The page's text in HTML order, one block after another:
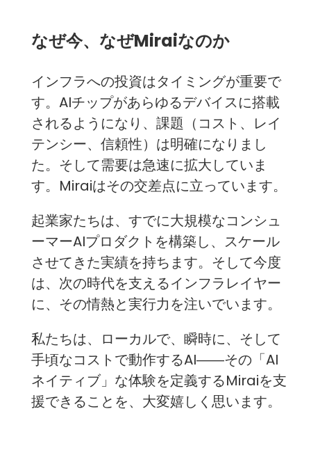
なぜ今、なぜMiraiなのか
インフラへの投資はタイミングが重要で
す。AIチップがあらゆるデバイスに搭載
されるようになり、課題（コスト、レイ
テンシー、信頼性）は明確になりまし
た。そして需要は急速に拡大していま
す。Miraiはその交差点に立っています。
起業家たちは、すでに大規模なコンシュ
ーマーAIプロダクトを構築し、スケール
させてきた実績を持ちます。そして今度
は、次の時代を支えるインフラレイヤー
に、その情熱と実行力を注いでいます。
私たちは、ローカルで、瞬時に、そして
手頃なコストで動作するAI――その「AI
ネイティブ」な体験を定義するMiraiを支
援できることを、大変嬉しく思います。